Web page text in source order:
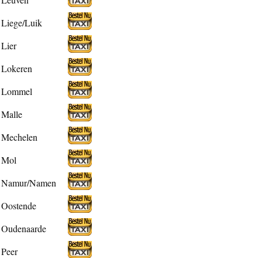
Liege/Luik
Lier
Lokeren
Lommel
Malle
Mechelen
Mol
Namur/Namen
Oostende
Oudenaarde
Peer